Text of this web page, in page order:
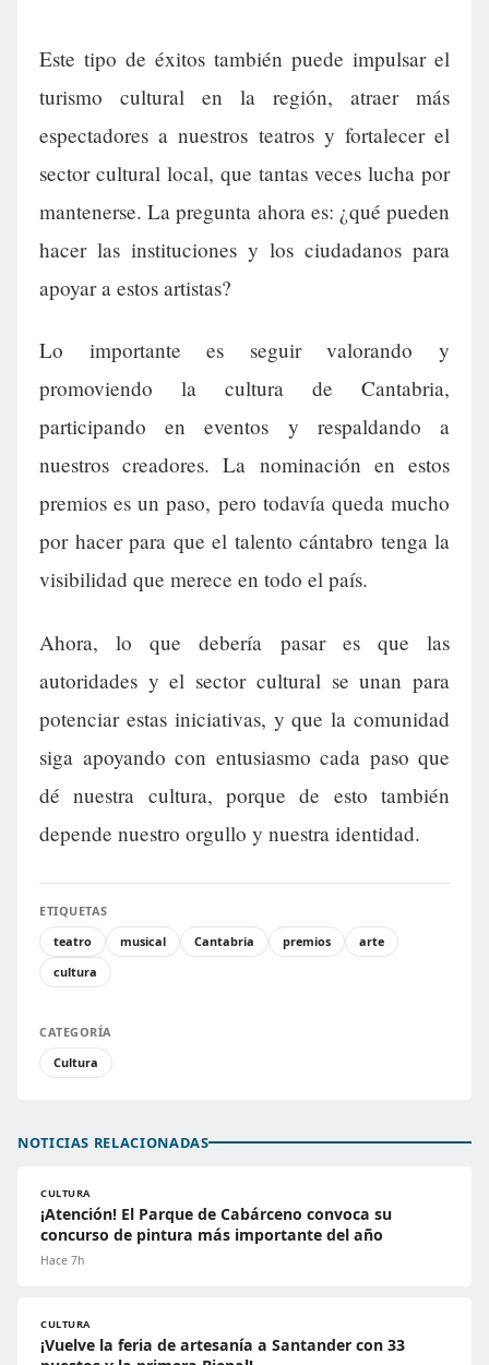
Este tipo de éxitos también puede impulsar el
turismo cultural en la región, atraer más
espectadores a nuestros teatros y fortalecer el
sector cultural local, que tantas veces lucha por
mantenerse. La pregunta ahora es: ¿qué pueden
hacer las instituciones y los ciudadanos para
apoyar a estos artistas?
Lo importante es seguir valorando y
promoviendo la cultura de Cantabria,
participando en eventos y respaldando a
nuestros creadores. La nominación en estos
premios es un paso, pero todavía queda mucho
por hacer para que el talento cántabro tenga la
visibilidad que merece en todo el país.
Ahora, lo que debería pasar es que las
autoridades y el sector cultural se unan para
potenciar estas iniciativas, y que la comunidad
siga apoyando con entusiasmo cada paso que
dé nuestra cultura, porque de esto también
depende nuestro orgullo y nuestra identidad.
ETIQUETAS
teatro
musical Cantabria premios
arte
cultura
CATEGORÍA
Cultura
NOTICIAS RELACIONADAS
CULTURA
¡Atención! El Parque de Cabárceno convoca su
concurso de pintura más importante del año
Hace 7h
CULTURA
¡Vuelve la feria de artesanía a Santander con 33